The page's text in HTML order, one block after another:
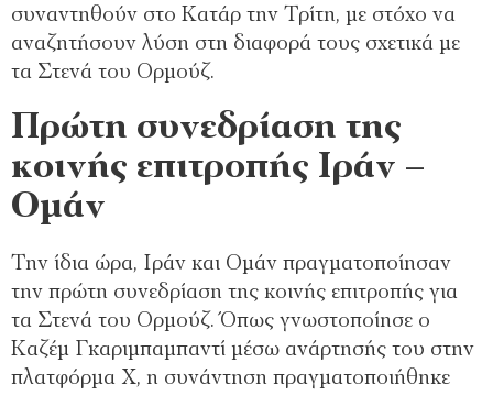
συναντηθούν στο Κατάρ την Τρίτη, με στόχο να
αναζητήσουν λύση στη διαφορά τους σχετικά με
τα Στενά του Ορμούζ.
Πρώτη συνεδρίαση της
κοινής επιτροπής Ιράν –
Ομάν
Την ίδια ώρα, Ιράν και Ομάν πραγματοποίησαν
την πρώτη συνεδρίαση της κοινής επιτροπής για
τα Στενά του Ορμούζ. Όπως γνωστοποίησε ο
Καζέμ Γκαριμπαμπαντί μέσω ανάρτησής του στην
πλατφόρμα Χ, η συνάντηση πραγματοποιήθηκε